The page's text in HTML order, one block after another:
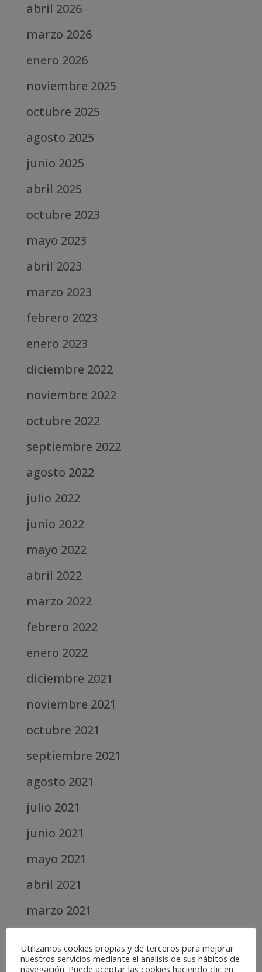
abril 2026
marzo 2026
enero 2026
noviembre 2025
octubre 2025
agosto 2025
junio 2025
abril 2025
octubre 2023
mayo 2023
abril 2023
marzo 2023
febrero 2023
enero 2023
diciembre 2022
noviembre 2022
octubre 2022
septiembre 2022
agosto 2022
julio 2022
junio 2022
mayo 2022
abril 2022
marzo 2022
febrero 2022
enero 2022
diciembre 2021
noviembre 2021
octubre 2021
septiembre 2021
agosto 2021
julio 2021
junio 2021
mayo 2021
abril 2021
marzo 2021
diciembre 2020
Utilizamos cookies propias y de terceros para mejorar
nuestros servicios mediante el análisis de sus hábitos de
navegación. Puede aceptar las cookies haciendo clic en